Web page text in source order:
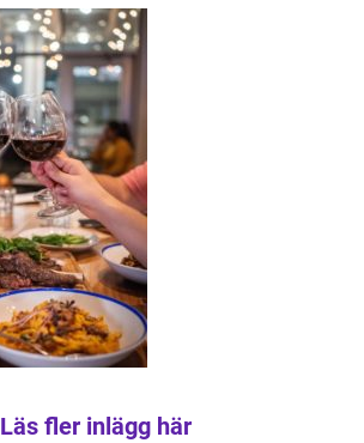
Läs fler inlägg här